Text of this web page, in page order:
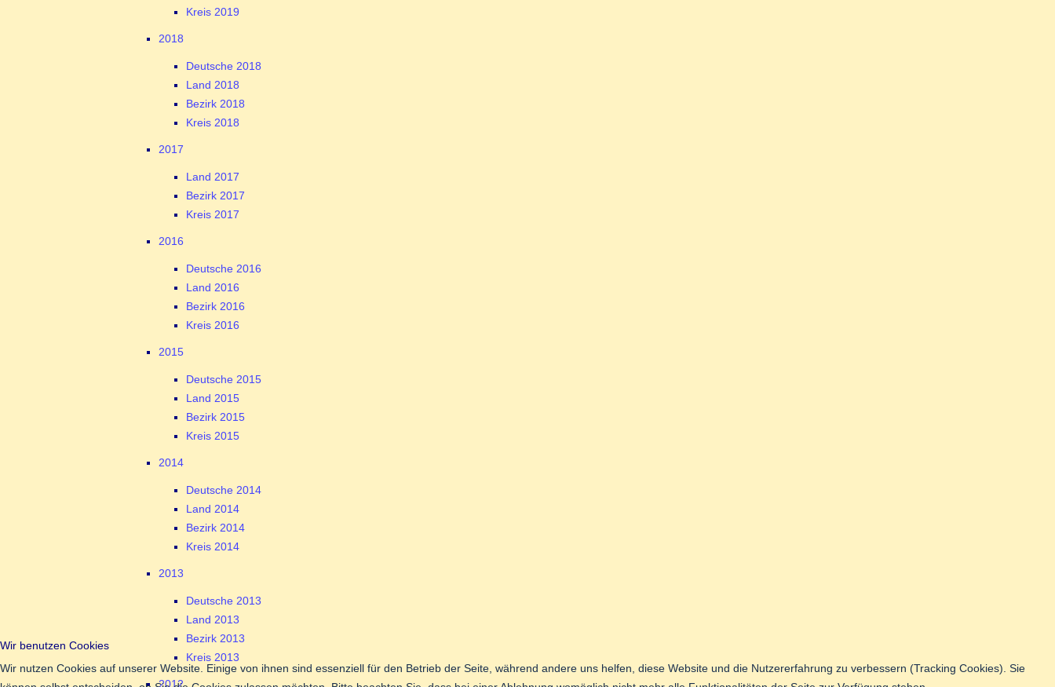
Kreis 2019
2018
Deutsche 2018
Land 2018
Bezirk 2018
Kreis 2018
2017
Land 2017
Bezirk 2017
Kreis 2017
2016
Deutsche 2016
Land 2016
Bezirk 2016
Kreis 2016
2015
Deutsche 2015
Land 2015
Bezirk 2015
Kreis 2015
2014
Deutsche 2014
Land 2014
Bezirk 2014
Kreis 2014
2013
Deutsche 2013
Land 2013
Bezirk 2013
Kreis 2013
2012
Wir benutzen Cookies
Wir nutzen Cookies auf unserer Website. Einige von ihnen sind essenziell für den Betrieb der Seite, während andere uns helfen, diese Website und die Nutzererfahrung zu verbessern (Tracking Cookies). Sie